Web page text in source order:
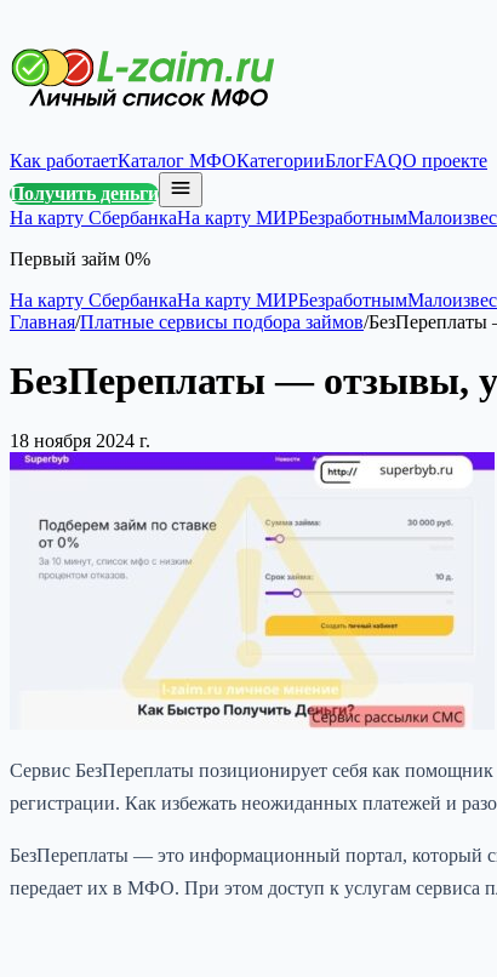
Как работаетКаталог МФОКатегорииБлогFAQО проекте
Получить деньги
На карту СбербанкаНа карту МИРБезработным
Первый займ 0%
На карту СбербанкаНа карту МИРБезработным
Главная/Платные сервисы подбора займов/БезПереплаты
БезПереплаты — отзывы,
18 ноября 2024 г.
Сервис БезПереплаты позиционирует себя как
регистрации. Как избежать неожиданных платежей и
БезПереплаты — это информационный портал, который
передает их в МФО. При этом доступ к услугам сервиса